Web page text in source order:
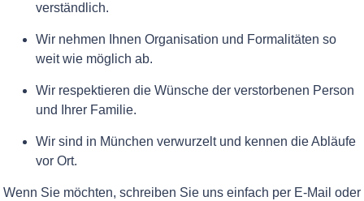
verständlich.
Wir nehmen Ihnen Organisation und Formalitäten so
weit wie möglich ab.
Wir respektieren die Wünsche der verstorbenen Person
und Ihrer Familie.
Wir sind in München verwurzelt und kennen die Abläufe
vor Ort.
Wenn Sie möchten, schreiben Sie uns einfach per E-Mail oder